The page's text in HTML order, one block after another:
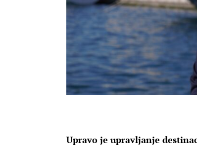
Upravo je upravljanje